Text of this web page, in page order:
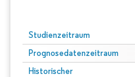
Studienzeitraum
Prognosedatenzeitraum
Historischer